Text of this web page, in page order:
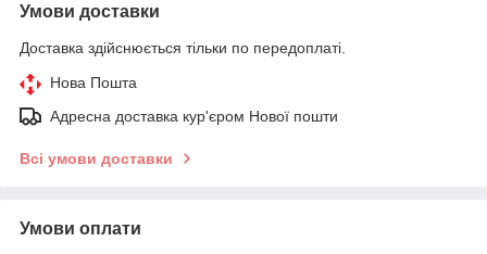
Умови доставки
Доставка здійснюється тільки по передоплаті.
Нова Пошта
Адресна доставка кур'єром Нової пошти
Всі умови доставки
Умови оплати